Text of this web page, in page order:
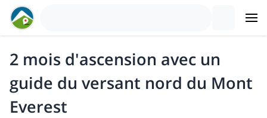
2 mois d'ascension avec un
guide du versant nord du Mont
Everest